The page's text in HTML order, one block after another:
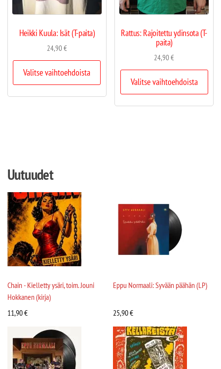
Heikki Kuula: Isät (T-paita)
24,90€
Valitse vaihtoehdoista
Rattus: Rajoitettu ydinsota (T-
paita)
24,90€
Valitse vaihtoehdoista
Uutuudet
Chain - Kielletty ysäri, toim. Jouni
Hokkanen (kirja)
11,90€
Eppu Normaali: Syvään päähän (LP)
25,90€